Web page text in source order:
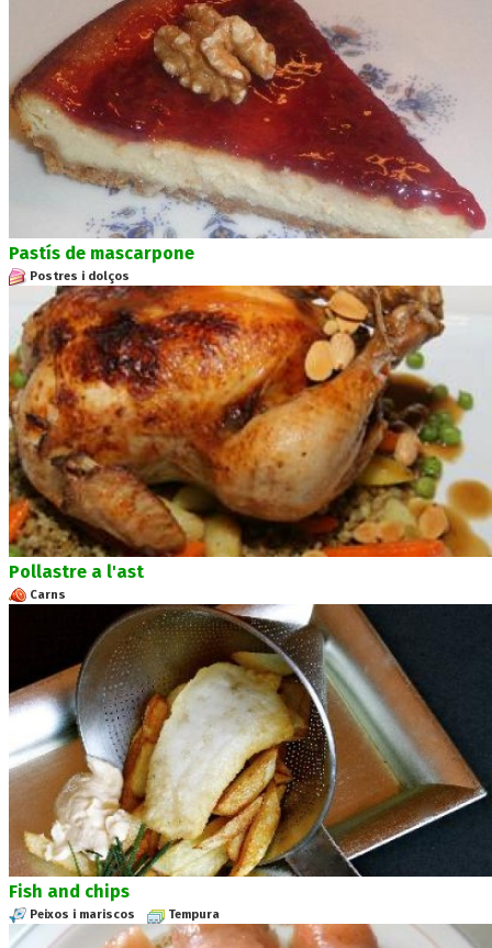
Pastís de mascarpone
Postres i dolços
Pollastre a l'ast
Carns
Fish and chips
Peixos i mariscos Tempura